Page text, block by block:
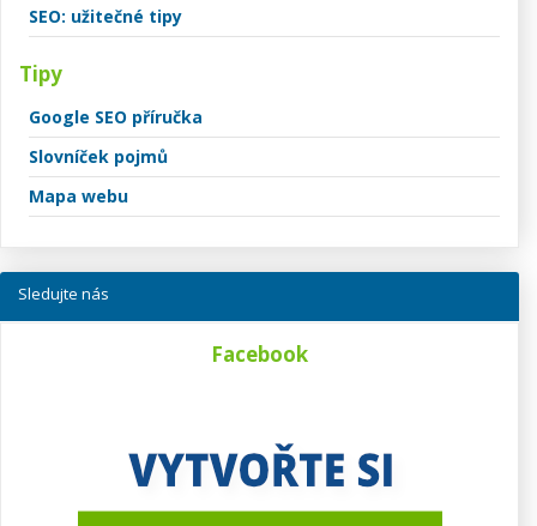
SEO: užitečné tipy
Tipy
Google SEO příručka
Slovníček pojmů
Mapa webu
Sledujte nás
Facebook